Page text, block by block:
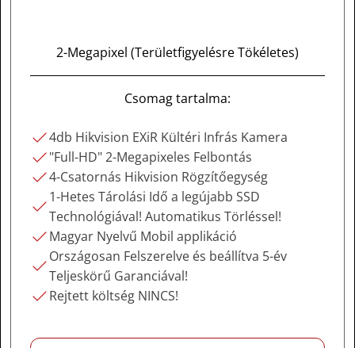
2-Megapixel (Területfigyelésre Tökéletes)
Csomag tartalma:
4db Hikvision EXiR Kültéri Infrás Kamera
"Full-HD" 2-Megapixeles Felbontás
4-Csatornás Hikvision Rögzítőegység
1-Hetes Tárolási Idő a legújabb SSD
Technológiával! Automatikus Törléssel!
Magyar Nyelvű Mobil applikáció
Országosan Felszerelve és beállítva 5-év
Teljeskörű Garanciával!
Rejtett költség NINCS!